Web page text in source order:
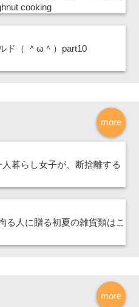
cooking
ド（ ＾ω＾）part10
more
暮らし女子が、断捨離する
る人に贈る初夏の雑貨類はこ
more